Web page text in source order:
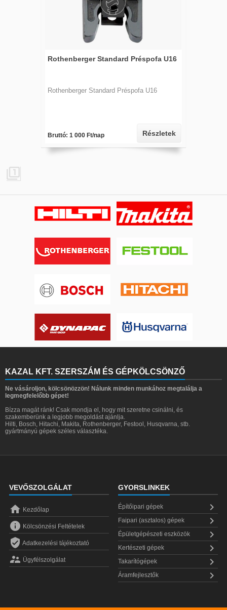
Rothenberger Standard Préspofa U16
Rothenberger Standard Préspofa U16
Bruttó: 1 000 Ft/nap Részletek

KAZAL KFT. SZERSZÁM ÉS GÉPKÖLCSÖNZŐ
Ne vásároljon, kölcsönözzön! Nálunk minden munkához megtalálja a
legmegfelelőbb gépet!
Bízza magát ránk! Csak mondja el, hogy mit szeretne csinálni, és
szakemberünk a legjobb megoldást ajánlja.
Hilti, Bosch, Hitachi, Makita, Rothenberger, Festool, Husqvarna, stb.
gyártmányú gépek széles választéka.
VEVŐSZOLGÁLAT
 Kezdőlap
 Kölcsönzési Feltételek
 Adatkezelési tájékoztató
 Ügyfélszolgálat
GYORSLINKEK
Építőipari gépek 
Faipari (asztalos) gépek 
Épületgépészeti eszközök 
Kertészeti gépek 
Takarítógépek 
Áramfejlesztők 